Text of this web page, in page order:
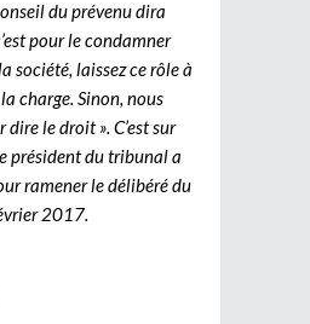
du prévenu dira
pour le condamner
société, laissez ce rôle à
charge. Sinon, nous
le droit ». C’est sur
président du tribunal a
ramener le délibéré du
2017.